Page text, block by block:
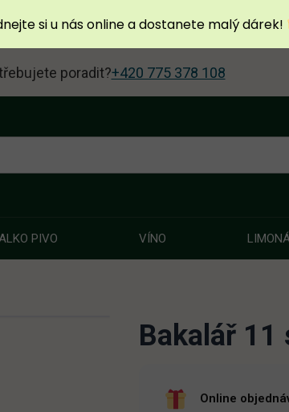
poradit?+420 775 378 108
PIVO VÍNO
Bakalář 11
Online
si u nás online a dostanete malý dárek!